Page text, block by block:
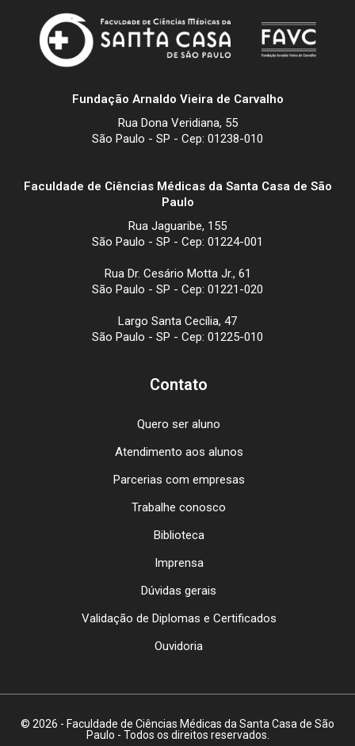
Fundação Arnaldo Vieira de Carvalho
Rua Dona Veridiana, 55
São Paulo - SP - Cep: 01238-010
Faculdade de Ciências Médicas da Santa Casa de São
Paulo
Rua Jaguaribe, 155
São Paulo - SP - Cep: 01224-001
Rua Dr. Cesário Motta Jr., 61
São Paulo - SP - Cep: 01221-020
Largo Santa Cecília, 47
São Paulo - SP - Cep: 01225-010
Contato
Quero ser aluno
Atendimento aos alunos
Parcerias com empresas
Trabalhe conosco
Biblioteca
Imprensa
Dúvidas gerais
Validação de Diplomas e Certificados
Ouvidoria
© 2026 - Faculdade de Ciências Médicas da Santa Casa de São
Paulo - Todos os direitos reservados.